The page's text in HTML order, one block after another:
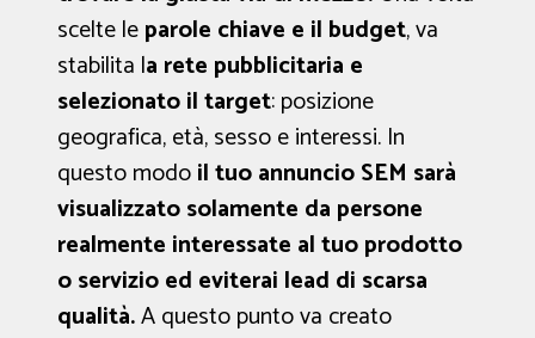
scelte leparole chiave e il budget, va
stabilita la rete pubblicitaria e
selezionato il target: posizione
geografica, età, sesso e interessi. In
questo modoil tuo annuncio SEM sarà
visualizzato solamente da persone
realmente interessate al tuo prodotto
o servizio ed eviterai lead di scarsa
qualità.A questo punto va creato